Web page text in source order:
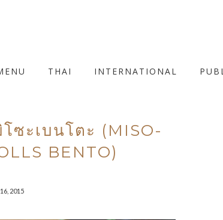
THAI INTERNATIONAL
ซะเบนโตะ (MISO-
BENTO)
2015